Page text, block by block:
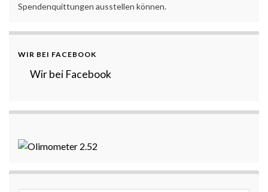
Spendenquittungen ausstellen können.
WIR BEI FACEBOOK
Wir bei Facebook